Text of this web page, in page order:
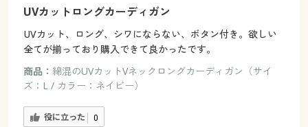
UVカットロングカーディガン
UVカット、ロング、シワにならない、ボタン付き。欲しい
全てが揃っており購入できて良かったです。
商品： 綿混のUVカットVネックロングカーディガン（サイ
ズ：L / カラー：ネイビー）
役に立った 0